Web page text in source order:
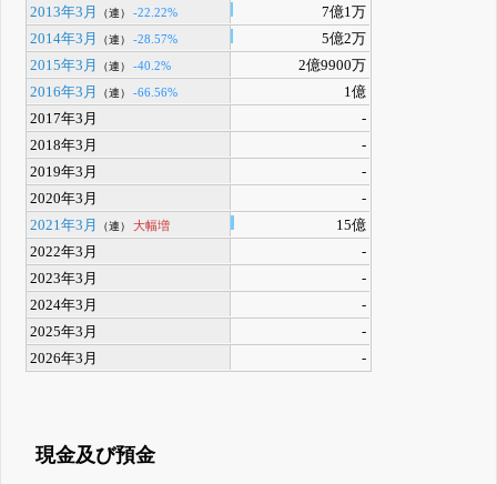
2013年3月
（連） -22.22%
7億1万
2014年3月
（連） -28.57%
5億2万
2015年3月
（連） -40.2%
2億9900万
2016年3月
（連） -66.56%
1億
2017年3月
-
2018年3月
-
2019年3月
-
2020年3月
-
2021年3月
（連） 大幅増
15億
2022年3月
-
2023年3月
-
2024年3月
-
2025年3月
-
2026年3月
-
現金及び預金